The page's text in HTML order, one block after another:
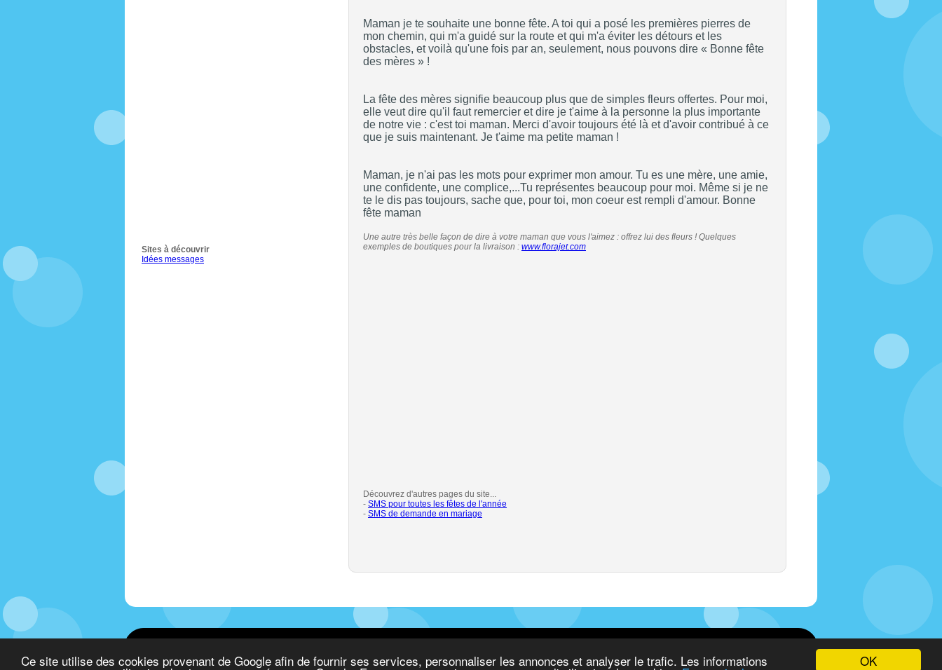
OK
Ce site utilise des cookies provenant de Google afin de fournir ses services, personnaliser les annonces et analyser le trafic. Les informations
Sites à découvrir
Idées messages
Maman je te souhaite une bonne fête. A toi qui a posé les premières pierres de
mon chemin, qui m'a guidé sur la route et qui m'a éviter les détours et les
obstacles, et voilà qu'une fois par an, seulement, nous pouvons dire « Bonne fête
des mères » !
La fête des mères signifie beaucoup plus que de simples fleurs offertes. Pour moi,
elle veut dire qu'il faut remercier et dire je t'aime à la personne la plus importante
de notre vie : c'est toi maman. Merci d'avoir toujours été là et d'avoir contribué à ce
que je suis maintenant. Je t'aime ma petite maman !
Maman, je n'ai pas les mots pour exprimer mon amour. Tu es une mère, une amie,
une confidente, une complice,...Tu représentes beaucoup pour moi. Même si je ne
te le dis pas toujours, sache que, pour toi, mon coeur est rempli d'amour. Bonne
fête maman
Une autre très belle façon de dire à votre maman que vous l'aimez : offrez lui des fleurs ! Quelques
exemples de boutiques pour la livraison : www.florajet.com
Découvrez d'autres pages du site...
- SMS pour toutes les fêtes de l'année
- SMS de demande en mariage